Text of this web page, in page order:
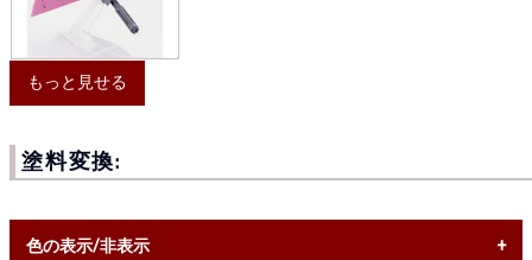
もっと見せる
塗料変換:
色の表示/非表示